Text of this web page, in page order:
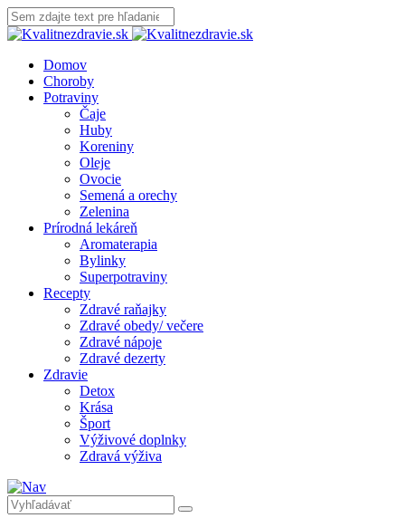
Domov
Choroby
Potraviny
Čaje
Huby
Koreniny
Oleje
Ovocie
Semená a orechy
Zelenina
Prírodná lekáreň
Aromaterapia
Bylinky
Superpotraviny
Recepty
Zdravé raňajky
Zdravé obedy/ večere
Zdravé nápoje
Zdravé dezerty
Zdravie
Detox
Krása
Šport
Výživové doplnky
Zdravá výživa